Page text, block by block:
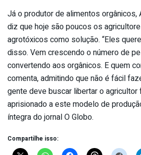
Já o produtor de alimentos orgânicos,
diz que hoje são poucos os
agrotóxicos como solução. “Eles
disso. Vem crescendo o número de
convertendo aos orgânicos. E quem
comenta, admitindo que não é fácil
gente deve buscar libertar o agricultor
aprisionado a este modelo de
íntegra do jornal O Globo.
Compartilhe isso: